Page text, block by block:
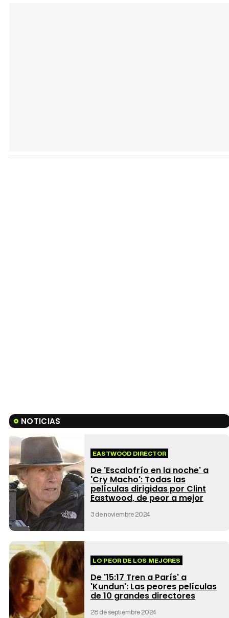
NOTICIAS
EASTWOOD DIRECTOR
De 'Escalofrío en la noche' a
'Cry Macho': Todas las
películas dirigidas por Clint
Eastwood, de peor a mejor
3 de noviembre 2024
LO PEOR DE LOS MEJORES
De '15:17 Tren a París' a
'Kundun': Las peores películas
de 10 grandes directores
28 de septiembre 2024